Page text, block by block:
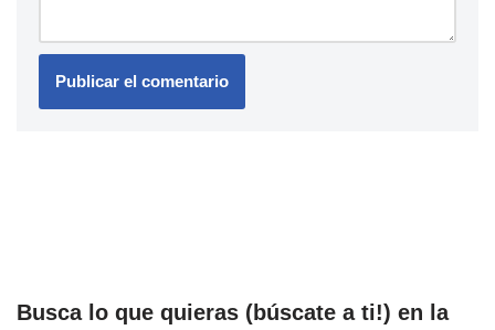
Busca lo que quieras (búscate a ti!) en la